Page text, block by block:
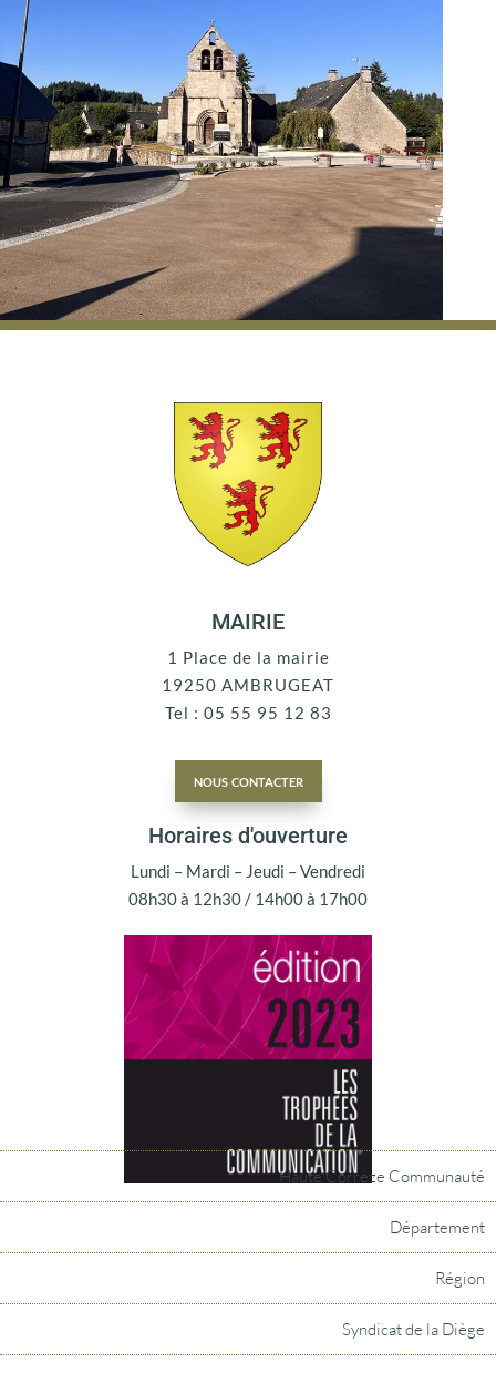
MAIRIE
1 Place de la mairie
19250 AMBRUGEAT
Tel : 05 55 95 12 83
nous contacter
Horaires d'ouverture
Lundi – Mardi – Jeudi – Vendredi
08h30 à 12h30 / 14h00 à 17h00
Haute Corrèze Communauté
Département
Région
Syndicat de la Diège